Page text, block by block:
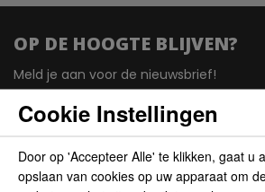
OP DE HOOGTE BLIJVEN?
Meld je aan voor de nieuwsbrief!
Cookie Instellingen
Door op 'Accepteer Alle' te klikken, gaat u
opslaan van cookies op uw apparaat om